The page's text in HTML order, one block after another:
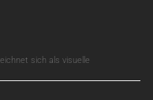
sich als visuelle